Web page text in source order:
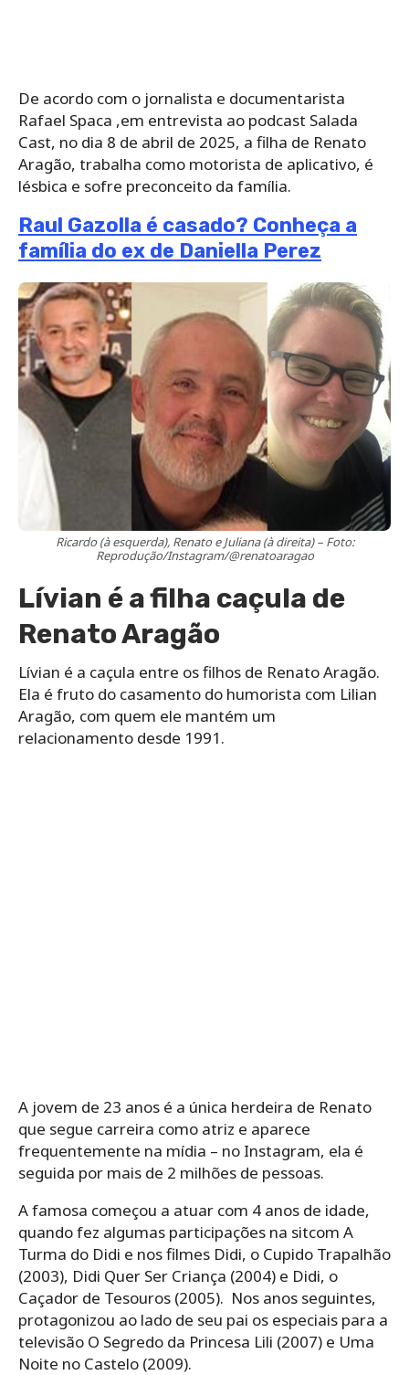
De acordo com o jornalista e documentarista
Rafael Spaca ,em entrevista ao podcast Salada
Cast, no dia 8 de abril de 2025, a filha de Renato
Aragão, trabalha como motorista de aplicativo, é
lésbica e sofre preconceito da família.
Raul Gazolla é casado? Conheça a
família do ex de Daniella Perez
Ricardo (à esquerda), Renato e Juliana (à direita) – Foto:
Reprodução/Instagram/@renatoaragao
Lívian é a filha caçula de
Renato Aragão
Lívian é a caçula entre os filhos de Renato Aragão.
Ela é fruto do casamento do humorista com Lilian
Aragão, com quem ele mantém um
relacionamento desde 1991.
A jovem de 23 anos é a única herdeira de Renato
que segue carreira como atriz e aparece
frequentemente na mídia – no Instagram, ela é
seguida por mais de 2 milhões de pessoas.
A famosa começou a atuar com 4 anos de idade,
quando fez algumas participações na sitcom A
Turma do Didi e nos filmes Didi, o Cupido Trapalhão
(2003), Didi Quer Ser Criança (2004) e Didi, o
Caçador de Tesouros (2005). Nos anos seguintes,
protagonizou ao lado de seu pai os especiais para a
televisão O Segredo da Princesa Lili (2007) e Uma
Noite no Castelo (2009).